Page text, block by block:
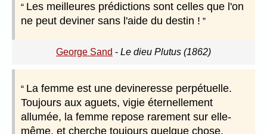
Les meilleures prédictions sont celles que l'on
ne peut deviner sans l'aide du destin !
George Sand - Le dieu Plutus (1862)
La femme est une devineresse perpétuelle.
Toujours aux aguets, vigie éternellement
allumée, la femme repose rarement sur elle-
même, et cherche toujours quelque chose,